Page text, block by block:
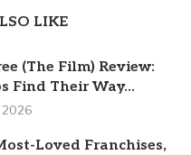
LIKE
(The Film) Review:
Find Their Way...
2026
Loved Franchises,